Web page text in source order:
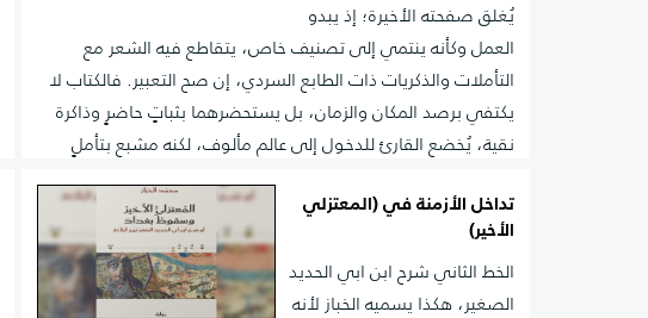
يُغلق صفحته الأخيرة؛ إذ يبدو
العمل وكأنه ينتمي إلى تصنيف خاص، يتقاطع فيه الشعر مع
التأملات والذكريات ذات الطابع السردي، إن صح التعبير. فالكتاب لا
يكتفي برصد المكان والزمان، بل يستحضرهما بثباتٍ حاضرٍ وذاكرة
نقية، يُخضع القارئ للدخول إلى عالم مألوف، لكنه مشبع بتأملٍ
تداخل الأزمنة في (المعتزلي
الأخير)
الخط الثاني شرح ابن ابي الحديد
الصغير، هكذا يسميه الخباز لأنه